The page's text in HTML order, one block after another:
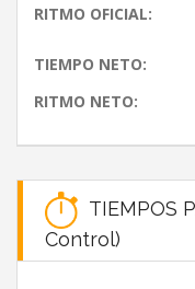
RITMO OFICIAL:
TIEMPO NETO:
RITMO NETO:
TIEMPOS
Control)